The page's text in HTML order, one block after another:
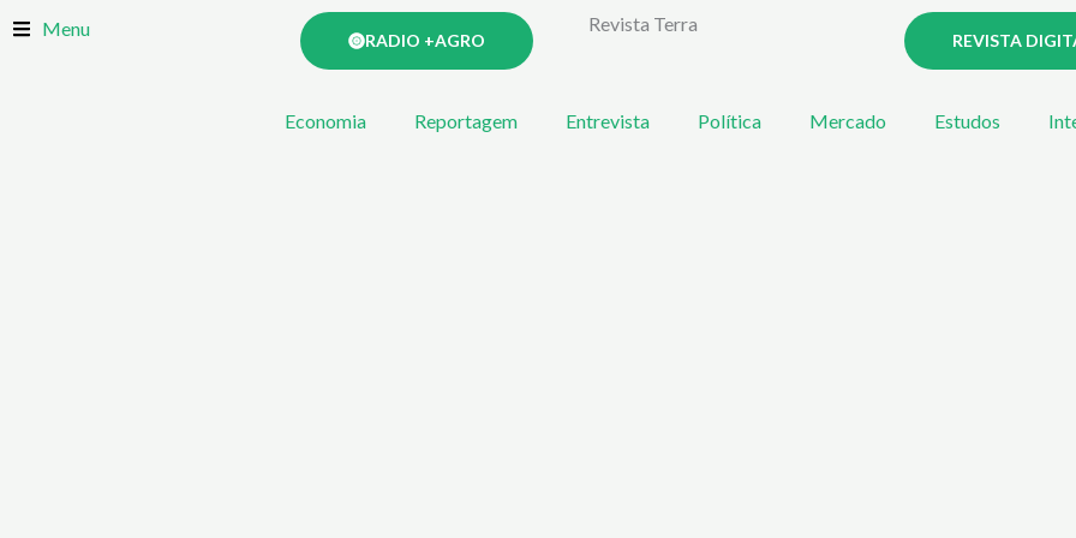
Menu
RADIO +AGRO
Revista Terra
REVISTA
Economia Reportagem Entrevista Política Mercado Estudos